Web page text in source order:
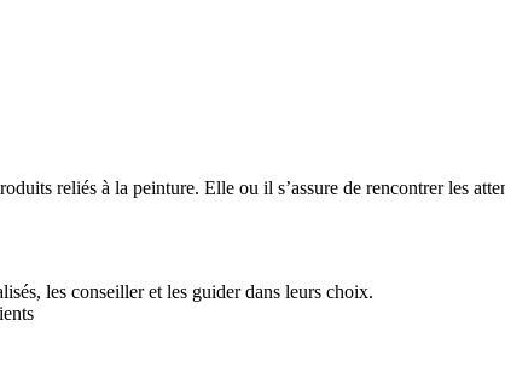
reliés à la peinture. Elle ou il s’assure de rencontrer les
les conseiller et les guider dans leurs choix.